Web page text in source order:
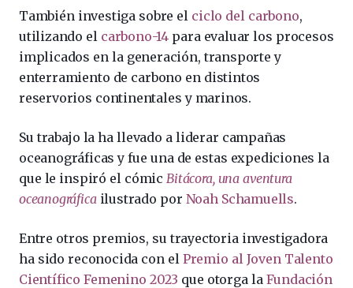
También investiga sobre el ciclo del carbono,
utilizando el carbono-14 para evaluar los procesos
implicados en la generación, transporte y
enterramiento de carbono en distintos
reservorios continentales y marinos.
Su trabajo la ha llevado a liderar campañas
oceanográficas y fue una de estas expediciones la
que le inspiró el cómicBitácora, una aventura
oceanográficailustrado por Noah Schamuells.
Entre otros premios, su trayectoria investigadora
ha sido reconocida con el Premio al Joven Talento
Científico Femenino 2023 que otorga la Fundación